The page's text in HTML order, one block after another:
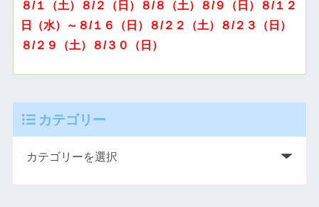
８/１（土）８/２（日）８/８（土）８/９（日）８/１２
日（水）～８/１６（日）８/２２（土）８/２３（日）
８/２９（土）８/３０（日）
カテゴリー